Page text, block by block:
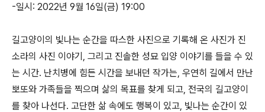
-일시 : 2022년 9월 16일(금) 19:00
길고양이의 빛나는 순간을 따스한 사진으로 기록해 온 사진가 진
소라의 사진 이야기 , 그리고 진솔한 성묘 입양 이야기를 들을 수 있
는 시간. 난치병에 힘든 시간을 보내던 작가는, 우연히 길에서 만난
뽀또와 가족들을 찍으며 삶의 목표를 찾게 되고, 전국의 길고양이
를 찾아 나선다. 고단한 삶 속에도 행복이 있고, 빛나는 순간이 있